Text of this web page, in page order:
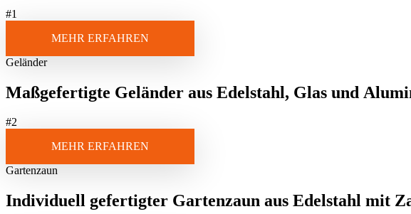
#1
MEHR ERFAHREN
Geländer
Maßgefertigte Geländer aus Edelstahl, Glas und
#2
MEHR ERFAHREN
Gartenzaun
Individuell gefertigter Gartenzaun aus Edelstahl mit